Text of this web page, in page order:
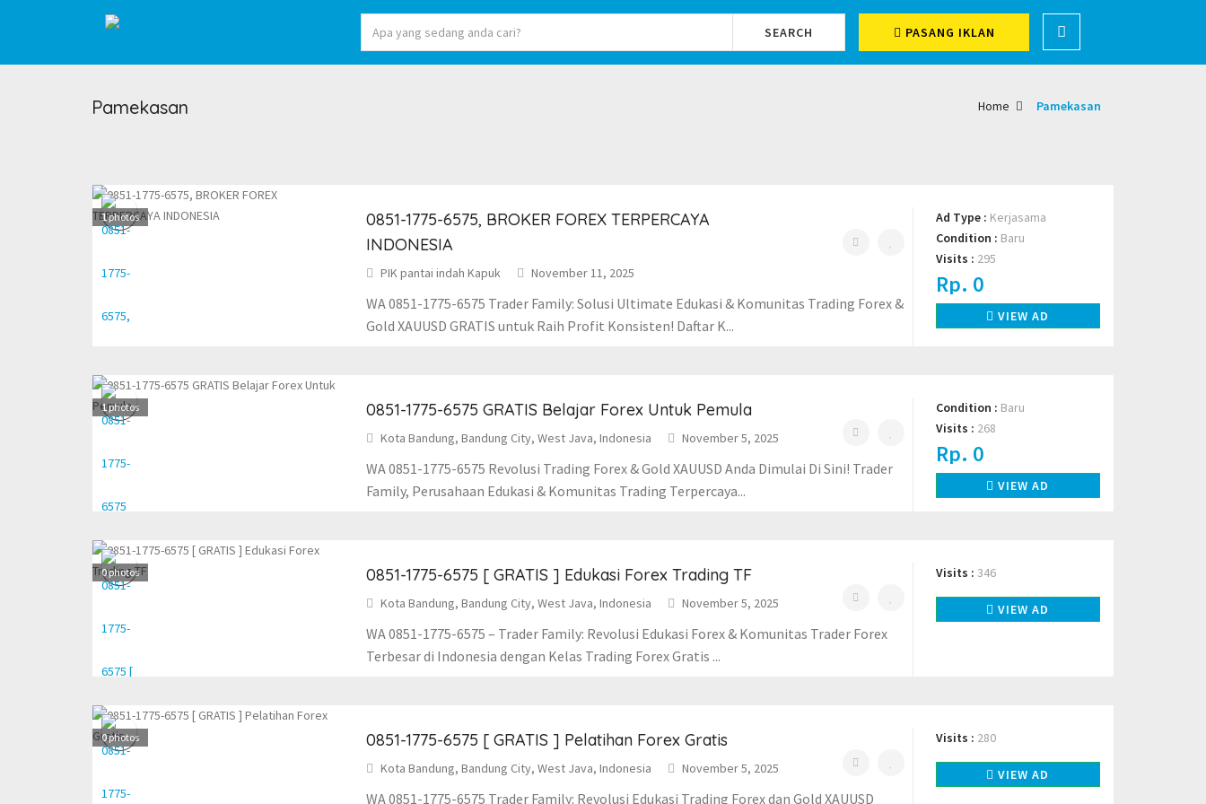
SEARCH PASANG IKLAN
Pamekasan Home Pamekasan
1photos
0851-1775-6575, BROKER FOREX TERPERCAYA
INDONESIA
PIK pantai indah Kapuk November 11, 2025
WA 0851-1775-6575 Trader Family: Solusi Ultimate Edukasi & Komunitas Trading Forex &
Gold XAUUSD GRATIS untuk Raih Profit Konsisten! Daftar K...
Ad Type : Kerjasama
Condition : Baru
Visits : 295
Rp. 0
VIEW AD
1photos 0851-1775-6575 GRATIS Belajar Forex Untuk Pemula
Kota Bandung, Bandung City, West Java, Indonesia November 5, 2025
WA 0851-1775-6575 Revolusi Trading Forex & Gold XAUUSD Anda Dimulai Di Sini! Trader
Family, Perusahaan Edukasi & Komunitas Trading Terpercaya...
Condition : Baru
Visits : 268
Rp. 0
VIEW AD
0photos 0851-1775-6575 [ GRATIS ] Edukasi Forex Trading TF
Kota Bandung, Bandung City, West Java, Indonesia November 5, 2025
WA 0851-1775-6575 – Trader Family: Revolusi Edukasi Forex & Komunitas Trader Forex
Terbesar di Indonesia dengan Kelas Trading Forex Gratis ...
Visits : 346
VIEW AD
0photos 0851-1775-6575 [ GRATIS ] Pelatihan Forex Gratis
Kota Bandung, Bandung City, West Java, Indonesia November 5, 2025
WA 0851-1775-6575 Trader Family: Revolusi Edukasi Trading Forex dan Gold XAUUSD
Visits : 280
VIEW AD